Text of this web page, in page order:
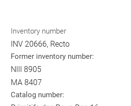
Inventory number
INV 20666, Recto
Former inventory number:
NIII 8905
MA 8407
Catalog number: